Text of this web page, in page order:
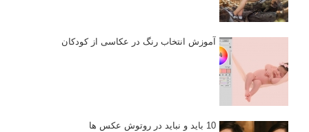
آموزش انتخاب رنگ در عکاسی از کودکان
10 باید و نباید در روتوش عکس ها